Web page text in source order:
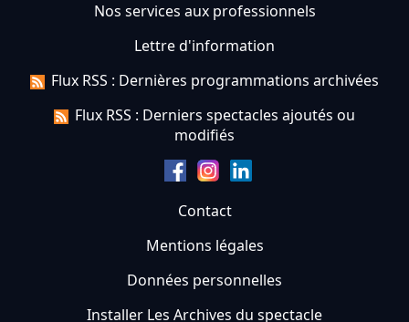
Nos services aux professionnels
Lettre d'information
Flux RSS : Dernières programmations archivées
Flux RSS : Derniers spectacles ajoutés ou
modifiés
Contact
Mentions légales
Données personnelles
Installer Les Archives du spectacle